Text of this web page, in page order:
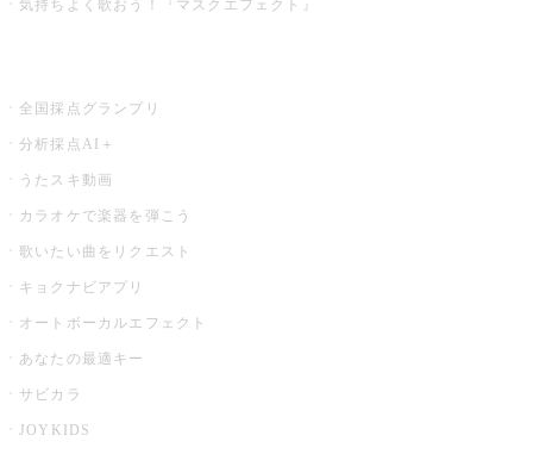
気持ちよく歌おう！『マスクエフェクト』
全国採点グランプリ
分析採点AI＋
うたスキ動画
カラオケで楽器を弾こう
歌いたい曲をリクエスト
キョクナビアプリ
オートボーカルエフェクト
あなたの最適キー
サビカラ
JOYKIDS